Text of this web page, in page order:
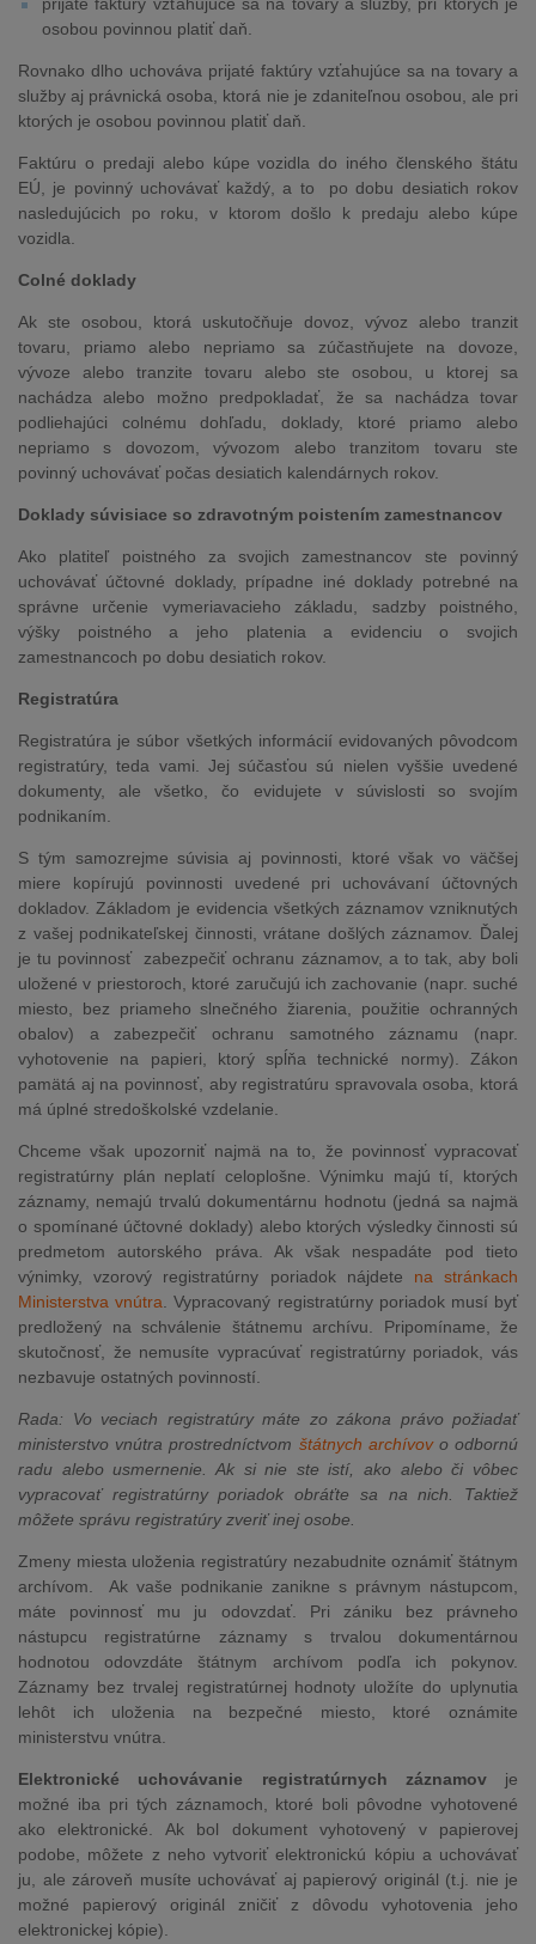
osobou povinnou platiť daň.
Rovnako dlho uchováva prijaté faktúry vzťahujúce sa na tovary a
služby aj právnická osoba, ktorá nie je zdaniteľnou osobou, ale pri
ktorých je osobou povinnou platiť daň.
Faktúru o predaji alebo kúpe vozidla do iného členského štátu
EÚ, je povinný uchovávať každý, a to po dobu desiatich rokov
nasledujúcich po roku, v ktorom došlo k predaju alebo kúpe
vozidla.
Colné doklady
Ak ste osobou, ktorá uskutočňuje dovoz, vývoz alebo tranzit
tovaru, priamo alebo nepriamo sa zúčastňujete na dovoze,
vývoze alebo tranzite tovaru alebo ste osobou, u ktorej sa
nachádza alebo možno predpokladať, že sa nachádza tovar
podliehajúci colnému dohľadu, doklady, ktoré priamo alebo
nepriamo s dovozom, vývozom alebo tranzitom tovaru ste
povinný uchovávať počas desiatich kalendárnych rokov.
Doklady súvisiace so zdravotným poistením zamestnancov
Ako platiteľ poistného za svojich zamestnancov ste povinný
uchovávať účtovné doklady, prípadne iné doklady potrebné na
správne určenie vymeriavacieho základu, sadzby poistného,
výšky poistného a jeho platenia a evidenciu o svojich
zamestnancoch po dobu desiatich rokov.
Registratúra
Registratúra je súbor všetkých informácií evidovaných pôvodcom
registratúry, teda vami. Jej súčasťou sú nielen vyššie uvedené
dokumenty, ale všetko, čo evidujete v súvislosti so svojím
podnikaním.
S tým samozrejme súvisia aj povinnosti, ktoré však vo väčšej
miere kopírujú povinnosti uvedené pri uchovávaní účtovných
dokladov. Základom je evidencia všetkých záznamov vzniknutých
z vašej podnikateľskej činnosti, vrátane došlých záznamov. Ďalej
je tu povinnosť zabezpečiť ochranu záznamov, a to tak, aby boli
uložené v priestoroch, ktoré zaručujú ich zachovanie (napr. suché
miesto, bez priameho slnečného žiarenia, použitie ochranných
obalov) a zabezpečiť ochranu samotného záznamu (napr.
vyhotovenie na papieri, ktorý spĺňa technické normy). Zákon
pamätá aj na povinnosť, aby registratúru spravovala osoba, ktorá
má úplné stredoškolské vzdelanie.
Chceme však upozorniť najmä na to, že povinnosť vypracovať
registratúrny plán neplatí celoplošne. Výnimku majú tí, ktorých
záznamy, nemajú trvalú dokumentárnu hodnotu (jedná sa najmä
o spomínané účtovné doklady) alebo ktorých výsledky činnosti sú
predmetom autorského práva. Ak však nespadáte pod tieto
výnimky, vzorový registratúrny poriadok nájdete na stránkach
Ministerstva vnútra . Vypracovaný registratúrny poriadok musí byť
predložený na schválenie štátnemu archívu. Pripomíname, že
skutočnosť, že nemusíte vypracúvať registratúrny poriadok, vás
nezbavuje ostatných povinností.
Rada: Vo veciach registratúry máte zo zákona právo požiadať
ministerstvo vnútra prostredníctvom štátnych archívovo odbornú
radu alebo usmernenie. Ak si nie ste istí, ako alebo či vôbec
vypracovať registratúrny poriadok obráťte sa na nich. Taktiež
môžete správu registratúry zveriť inej osobe.
Zmeny miesta uloženia registratúry nezabudnite oznámiť štátnym
archívom. Ak vaše podnikanie zanikne s právnym nástupcom,
máte povinnosť mu ju odovzdať. Pri zániku bez právneho
nástupcu registratúrne záznamy s trvalou dokumentárnou
hodnotou odovzdáte štátnym archívom podľa ich pokynov.
Záznamy bez trvalej registratúrnej hodnoty uložíte do uplynutia
lehôt ich uloženia na bezpečné miesto, ktoré oznámite
ministerstvu vnútra.
Elektronické uchovávanie registratúrnych záznamovje
možné iba pri tých záznamoch, ktoré boli pôvodne vyhotovené
ako elektronické. Ak bol dokument vyhotovený v papierovej
podobe, môžete z neho vytvoriť elektronickú kópiu a uchovávať
ju, ale zároveň musíte uchovávať aj papierový originál (t.j. nie je
možné papierový originál zničiť z dôvodu vyhotovenia jeho
elektronickej kópie).